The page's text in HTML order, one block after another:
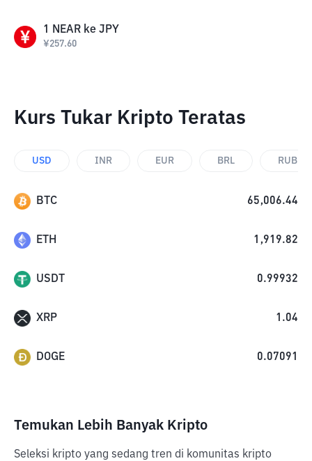
1 NEAR ke JPY
¥257.60
Kurs Tukar Kripto Teratas
USD INR EUR BRL RUB
BTC 65,006.44
ETH 1,919.82
USDT 0.99932
XRP 1.04
DOGE 0.07091
Temukan Lebih Banyak Kripto
Seleksi kripto yang sedang tren di komunitas kripto